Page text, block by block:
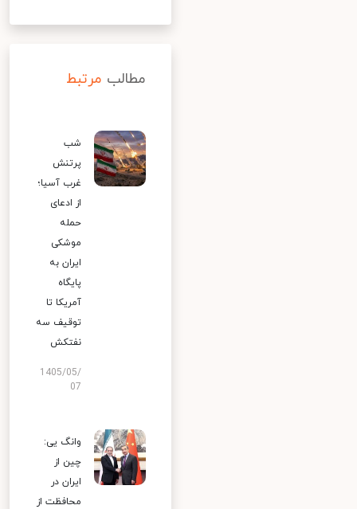
مطالب مرتبط
شب
پرتنش
غرب آسیا؛
از ادعای
حمله
موشکی
ایران به
پایگاه
آمریکا تا
توقیف سه
نفتکش
1405/05/
07
وانگ یی:
چین از
ایران در
محافظت از